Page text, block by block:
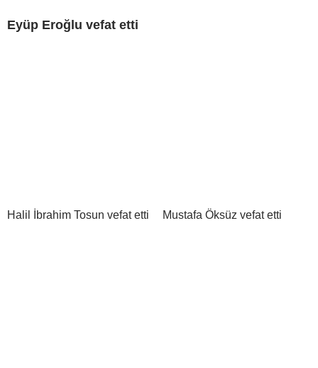
Eyüp Eroğlu vefat etti
Halil İbrahim Tosun vefat etti Mustafa Öksüz vefat etti